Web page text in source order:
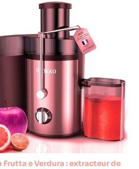
Frutta e Verdura : extracteur de